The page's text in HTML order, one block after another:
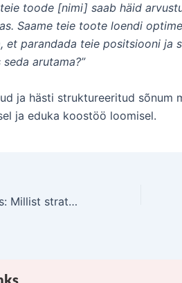
toode [nimi] saab häid
Saame teie toote loendi
et parandada teie positsiooni ja
arutama?”
ja hästi struktureeritud sõnum
ja eduka koostöö loomisel.
UGC, mõju ja seotus: Millist strateegiat eelistada Amazon müüjatega?